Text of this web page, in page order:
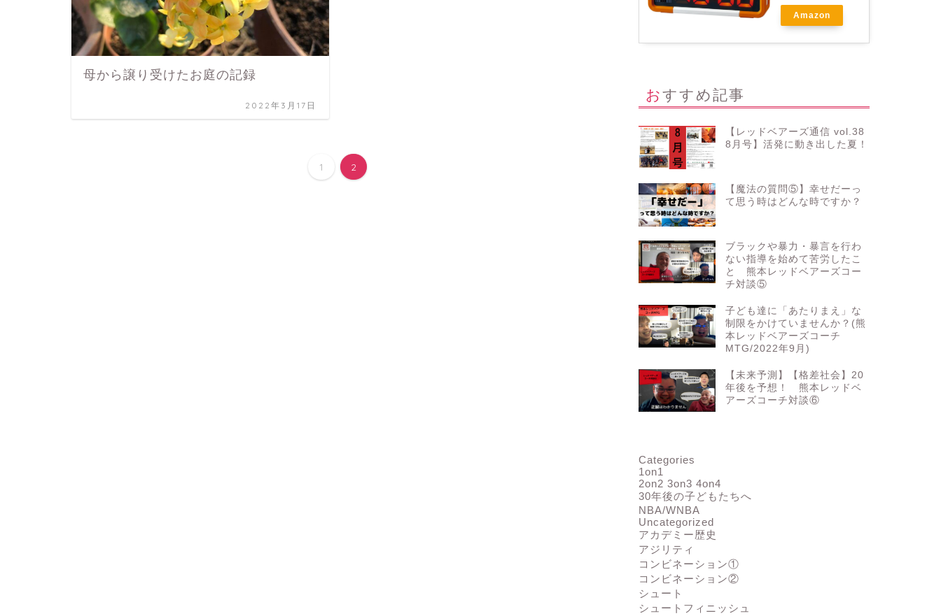
母から譲り受けたお庭の記録
2022年3月17日
1 2
Amazon
おすすめ記事
【レッドベアーズ通信 vol.38
8月号】活発に動き出した夏！
【魔法の質問⑤】幸せだーっ
て思う時はどんな時ですか？
ブラックや暴力・暴言を行わ
ない指導を始めて苦労したこ
と 熊本レッドベアーズコー
チ対談⑤
子ども達に「あたりまえ」な
制限をかけていませんか？(熊
本レッドベアーズコーチ
MTG/2022年9月)
【未来予測】【格差社会】20
年後を予想！ 熊本レッドベ
アーズコーチ対談⑥
Categories
1on1
2on2 3on3 4on4
30年後の子どもたちへ
NBA/WNBA
Uncategorized
アカデミー歴史
アジリティ
コンビネーション①
コンビネーション②
シュート
シュートフィニッシュ